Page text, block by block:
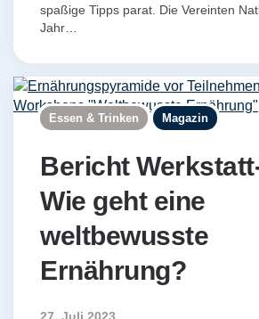
spaßige Tipps parat. Die Vereinten
Jahr…
Essen & Trinken Magazin
Bericht
Wie geht eine
weltbewusste
Ernährung?